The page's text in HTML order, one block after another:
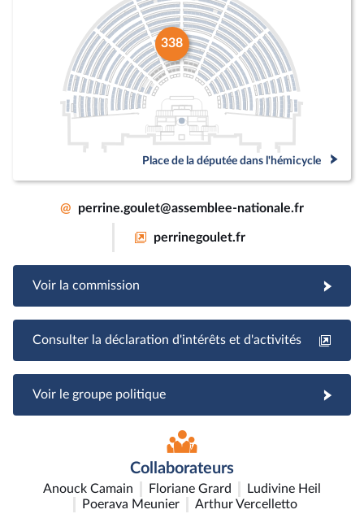
338
Place de la députée dans l'hémicycle
@ perrine.goulet@assemblee-nationale.fr
perrinegoulet.fr
Voir la commission
Consulter la déclaration d'intérêts et d'activités
Voir le groupe politique
Collaborateurs
Anouck Camain Floriane Grard
Ludivine Heil
Poerava Meunier
Arthur Vercelletto